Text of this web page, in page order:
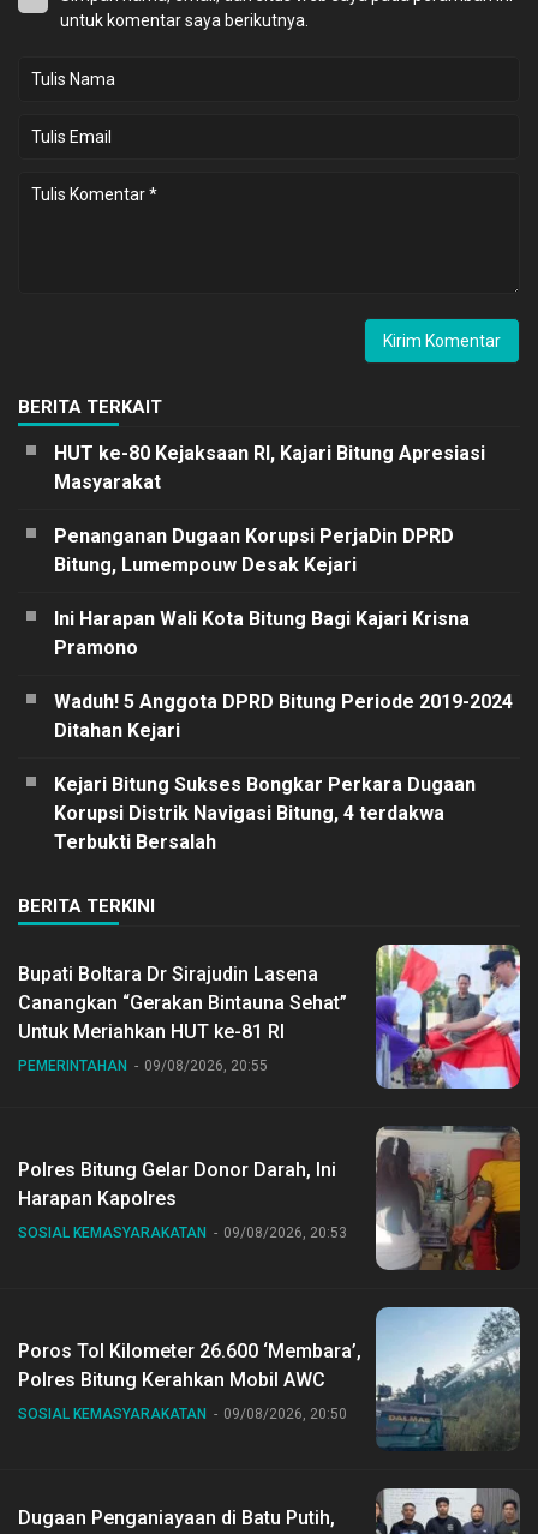
untuk komentar saya berikutnya.
BERITA TERKAIT
HUT ke-80 Kejaksaan RI, Kajari Bitung Apresiasi
Masyarakat
Penanganan Dugaan Korupsi PerjaDin DPRD
Bitung, Lumempouw Desak Kejari
Ini Harapan Wali Kota Bitung Bagi Kajari Krisna
Pramono
Waduh! 5 Anggota DPRD Bitung Periode 2019-2024
Ditahan Kejari
Kejari Bitung Sukses Bongkar Perkara Dugaan
Korupsi Distrik Navigasi Bitung, 4 terdakwa
Terbukti Bersalah
BERITA TERKINI
Bupati Boltara Dr Sirajudin Lasena
Canangkan “Gerakan Bintauna Sehat”
Untuk Meriahkan HUT ke-81 RI
PEMERINTAHAN 09/08/2026, 20:55
Polres Bitung Gelar Donor Darah, Ini
Harapan Kapolres
SOSIAL KEMASYARAKATAN 09/08/2026, 20:53
Poros Tol Kilometer 26.600 ‘Membara’,
Polres Bitung Kerahkan Mobil AWC
SOSIAL KEMASYARAKATAN 09/08/2026, 20:50
Dugaan Penganiayaan di Batu Putih,